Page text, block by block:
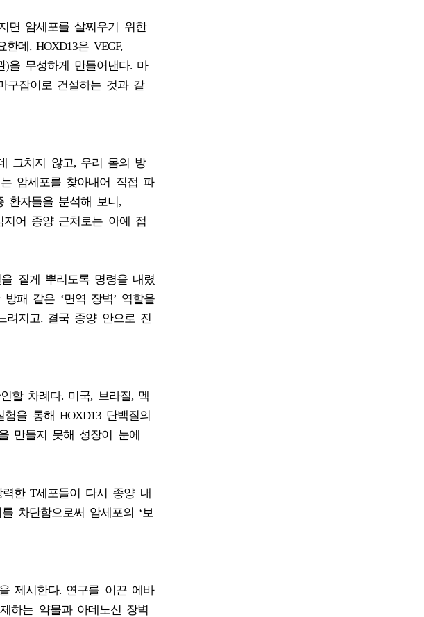
면 암세포를 살찌우기 위한
데, HOXD13은 VEGF,
을 무성하게 만들어낸다. 마
구잡이로 건설하는 것과 같
그치지 않고, 우리 몸의 방
암세포를 찾아내어 직접 파
환자들을 분석해 보니,
지어 종양 근처로는 아예 접
을 짙게 뿌리도록 명령을 내렸
패 같은 ‘면역 장벽’ 역할을
려지고, 결국 종양 안으로 진
할 차례다. 미국, 브라질, 멕
을 통해 HOXD13 단백질의
만들지 못해 성장이 눈에
한 T세포들이 다시 종양 내
차단함으로써 암세포의 ‘보
제시한다. 연구를 이끈 에바
하는 약물과 아데노신 장벽